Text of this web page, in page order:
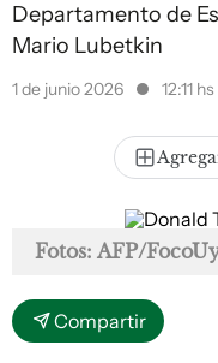
Departamento de
Mario Lubetkin
1 de junio 2026 12:11 hs
Fotos: AFP/
Compartir